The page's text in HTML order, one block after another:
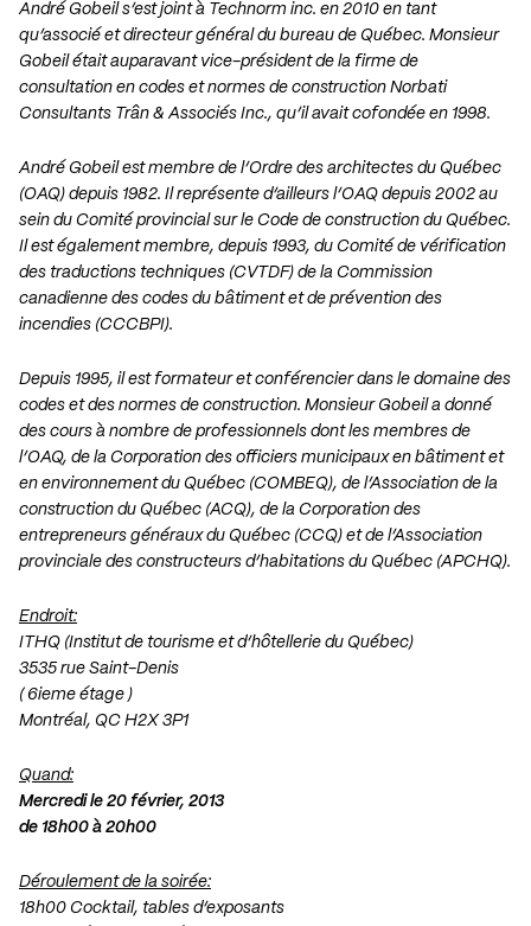
André Gobeil s’est joint à Technorm inc. en 2010 en tant
qu’associé et directeur général du bureau de Québec. Monsieur
Gobeil était auparavant vice-président de la firme de
consultation en codes et normes de construction Norbati
Consultants Trân & Associés Inc., qu’il avait cofondée en 1998.
André Gobeil est membre de l’Ordre des architectes du Québec
(OAQ) depuis 1982. Il représente d’ailleurs l’OAQ depuis 2002 au
sein du Comité provincial sur le Code de construction du Québec.
Il est également membre, depuis 1993, du Comité de vérification
des traductions techniques (CVTDF) de la Commission
canadienne des codes du bâtiment et de prévention des
incendies (CCCBPI).
Depuis 1995, il est formateur et conférencier dans le domaine des
codes et des normes de construction. Monsieur Gobeil a donné
des cours à nombre de professionnels dont les membres de
l’OAQ, de la Corporation des officiers municipaux en bâtiment et
en environnement du Québec (COMBEQ), de l’Association de la
construction du Québec (ACQ), de la Corporation des
entrepreneurs généraux du Québec (CCQ) et de l’Association
provinciale des constructeurs d’habitations du Québec (APCHQ).
Endroit:
ITHQ (Institut de tourisme et d’hôtellerie du Québec)
3535 rue Saint-Denis
( 6ieme étage )
Montréal, QC H2X 3P1
Quand:
Mercredi le 20 février, 2013
de 18h00 à 20h00
Déroulement de la soirée:
18h00 Cocktail, tables d’exposants